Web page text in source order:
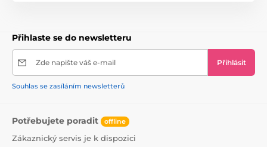
Přihlaste se do newsletteru
Zde napište váš e-mail Přihlásit
Souhlas se zasíláním newsletterů
Potřebujete poradit offline
Zákaznický servis je k dispozici